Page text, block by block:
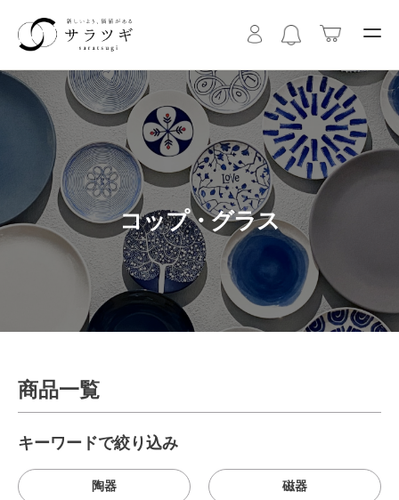
コップ・グラス
商品一覧
キーワードで絞り込み
陶器 磁器